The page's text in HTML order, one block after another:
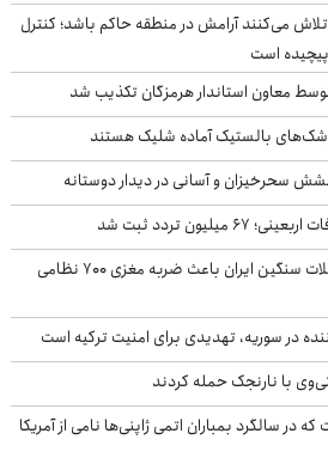
می‌کنند آرامش در منطقه حاکم باشد؛ کنترل
است
معاون استاندار هرمزگان تکذیب شد
بالستیک آماده شلیک هستند
سحرخیزان و آسانی در دیدار دوستانه
آسوشیتدپرس افشا کرد: حملات سنگین ایران باعث ضربه مغزی ۷۰۰ نظامی
در سوریه، تهدیدی برای امنیت ترکیه است
با نارنجک حمله کردند
سالگرد بمباران اتمی ژاپنی‌ها نامی از آمریکا